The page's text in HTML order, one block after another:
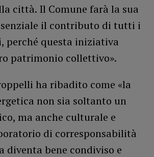
città. Il Comune farà la sua
il contributo di tutti i
perché questa iniziativa
patrimonio collettivo».
ha ribadito come «la
non sia soltanto un
ma anche culturale e
di corresponsabilità
diventa bene condiviso e